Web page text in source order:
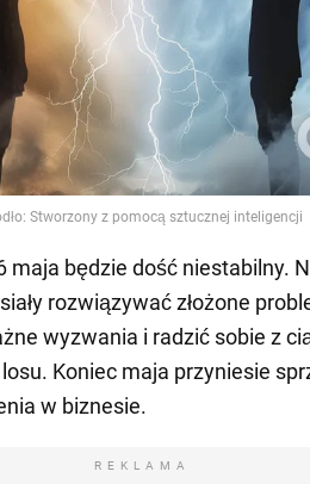
Stworzony z pomocą sztucznej inteligencji
maja będzie dość niestabilny.
rozwiązywać złożone
wyzwania i radzić sobie z
Koniec maja przyniesie
w biznesie.
REKLAMA